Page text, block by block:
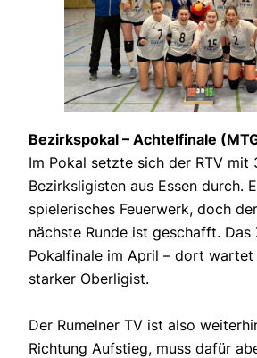
Bezirkspokal – Achtelfinale
Im Pokal setzte sich der RTV mit
Bezirksligisten aus Essen durch.
spielerisches Feuerwerk, doch
nächste Runde ist geschafft.
Pokalfinale im April – dort
starker Oberligist.
Der Rumelner TV ist also
Richtung Aufstieg, muss dafür